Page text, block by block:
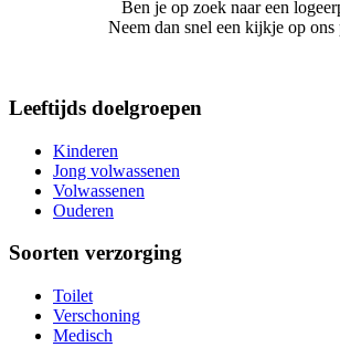
Ben je op zoek naar een
Neem dan snel een kijkje op ons
Leeftijds doelgroepen
Kinderen
Jong volwassenen
Volwassenen
Ouderen
Soorten verzorging
Toilet
Verschoning
Medisch